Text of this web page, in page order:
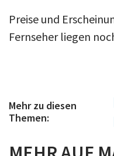
Preise und
Fernseher liegen
Mehr zu diesen
Themen: